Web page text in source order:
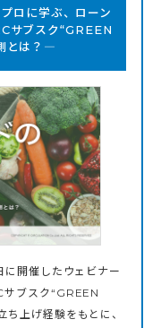
ロに学ぶ、ローン
サブスク“GREEN
とは？―
開催したウェビナー
ブスク“GREEN
上げ経験をもとに、